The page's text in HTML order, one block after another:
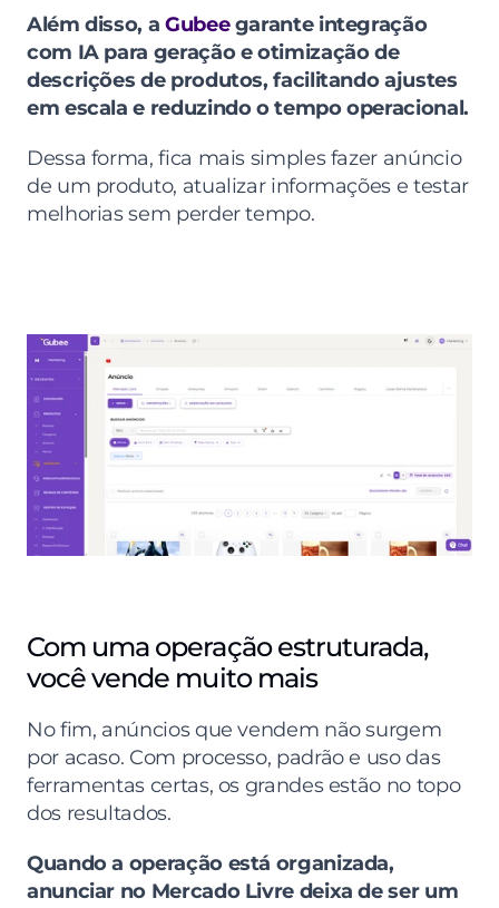
Além disso, a Gubee garante integração
com IA para geração e otimização de
descrições de produtos, facilitando ajustes
em escala e reduzindo o tempo operacional.
Dessa forma, fica mais simples fazer anúncio
de um produto, atualizar informações e testar
melhorias sem perder tempo.
Com uma operação estruturada,
você vende muito mais
No fim, anúncios que vendem não surgem
por acaso. Com processo, padrão e uso das
ferramentas certas, os grandes estão no topo
dos resultados.
Quando a operação está organizada,
anunciar no Mercado Livre deixa de ser um